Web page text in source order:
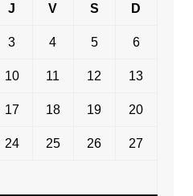
J V S D
3 4 5 6
10 11 12 13
17 18 19 20
24 25 26 27